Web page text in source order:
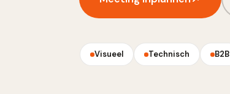
Visueel Technisch B2B